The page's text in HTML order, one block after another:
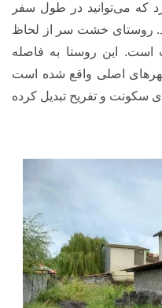
که می‌توانید در طول سفر
روستای خشت‌ سر از لحاظ
است. این روستا به فاصله
اصلی واقع شده است
سکونت و تفریح تبدیل کرده